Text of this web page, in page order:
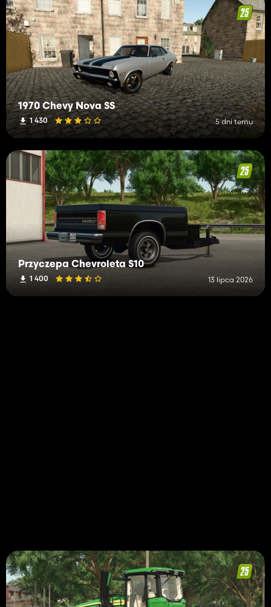
1970 Chevy Nova SS
1 430 5 dni temu
Przyczepa Chevroleta S10
1 400 13 lipca 2026